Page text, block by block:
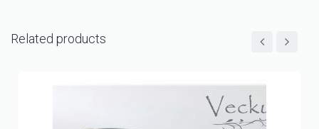
Related products